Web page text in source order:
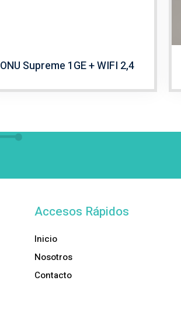
ONU Supreme 1GE + WIFI 2,4
Accesos Rápidos
Inicio
Nosotros
Contacto